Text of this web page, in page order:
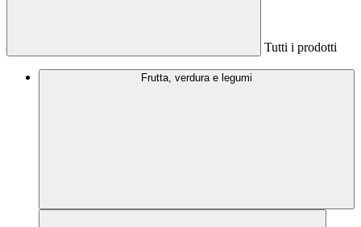
Tutti i prodotti
Frutta, verdura e legumi